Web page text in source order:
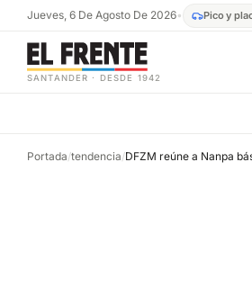
Jueves, 6 De Agosto De 2026• Pico y
SANTANDER · DESDE 1942
Portada/tendencia/DFZM reúne a Nanpa